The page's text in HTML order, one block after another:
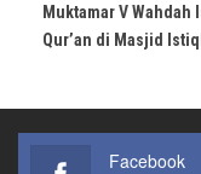
Muktamar V Wahdah
Qur’an di Masjid
Facebook